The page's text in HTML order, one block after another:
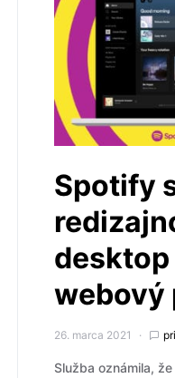
Spotify
desktop
webový
26. marca 2021
Služba oznámila,